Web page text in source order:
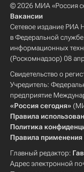
© 2026 МИА «Россия
Вакансии
Сетевое издание РИА
в Федеральной
информационных
(Роскомнадзор) 08
Свидетельство о
Учредитель:
предприятие
«Россия сегодня»
Правила
Политика
Правила применения
Главный редактор:
Адрес электронной